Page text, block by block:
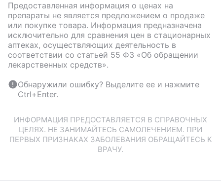
Предоставленная информация о ценах на
препараты не является предложением о продаже
или покупке товара. Информация предназначена
исключительно для сравнения цен в стационарных
аптеках, осуществляющих деятельность в
соответствии со статьей 55 ФЗ «Об обращении
лекарственных средств».
Обнаружили ошибку? Выделите ее и нажмите
Ctrl+Enter.
ИНФОРМАЦИЯ ПРЕДОСТАВЛЯЕТСЯ В СПРАВОЧНЫХ
ЦЕЛЯХ. НЕ ЗАНИМАЙТЕСЬ САМОЛЕЧЕНИЕМ. ПРИ
ПЕРВЫХ ПРИЗНАКАХ ЗАБОЛЕВАНИЯ ОБРАЩАЙТЕСЬ К
ВРАЧУ.